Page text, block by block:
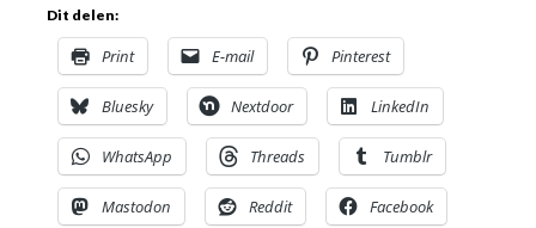
Dit delen:
Print E-mail Pinterest
Bluesky Nextdoor LinkedIn
WhatsApp Threads Tumblr
Mastodon Reddit Facebook